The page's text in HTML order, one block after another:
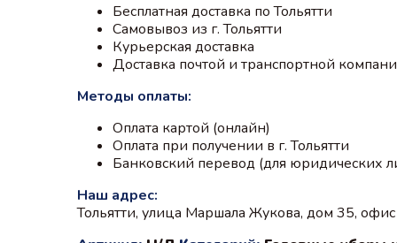
Бесплатная доставка по Тольятти
Самовывоз из г. Тольятти
Курьерская доставка
Доставка почтой и транспортной
Методы оплаты:
Оплата картой (онлайн)
Оплата при получении в г. Тольятти
Банковский перевод (для юридических
Наш адрес:
Тольятти, улица Маршала Жукова, дом 35,